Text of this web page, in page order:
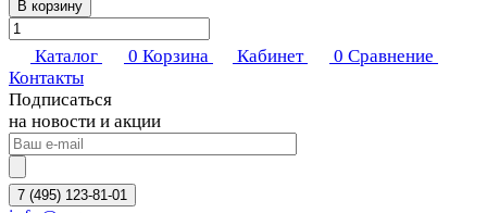
В корзину
Каталог 0 Корзина Кабинет 0 Сравнение
Контакты
Подписаться
на новости и акции
7 (495) 123-81-01